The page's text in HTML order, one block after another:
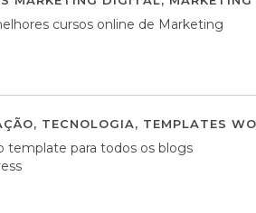
cursos online de Marketing
, TECNOLOGIA, TEMPLATES
template para todos os blogs